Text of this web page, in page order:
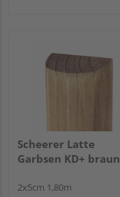
Scheerer Latte
Garbsen KD+ braun
2x5cm 1,80m